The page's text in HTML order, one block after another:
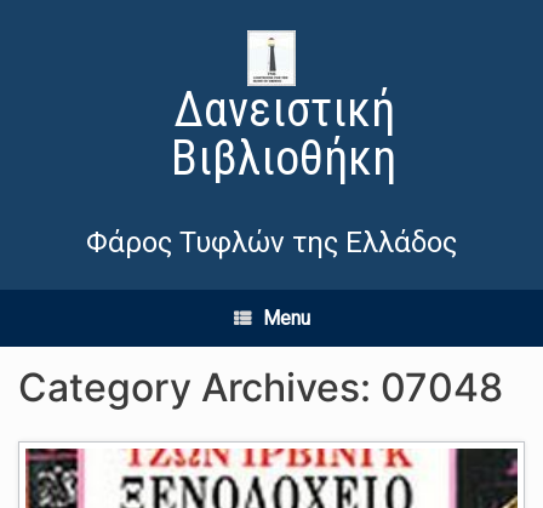
Δανειστική
Βιβλιοθήκη
Φάρος Τυφλών της Ελλάδος
Menu
Category Archives: 07048